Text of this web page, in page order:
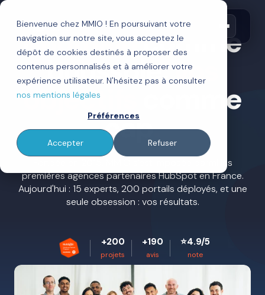
Bienvenue chez MMIO ! En poursuivant votre
navigation sur notre site, vous acceptez le
dépôt de cookies destinés à proposer des
contenus personnalisés et à améliorer votre
expérience utilisateur. N'hésitez pas à consulter
nos mentions légales
Préférences
Accepter Refuser
L'humaincomme
boussole,vos
objectifs comme
cap.
Fondée en 2015, MMIO s'est imposée parmi les
premières agences partenaires HubSpot en France.
Aujourd'hui : 15 experts, 200 portails déployés, et une
seule obsession : vos résultats.
+200
projets
+190
avis
⭐4.9/5
note